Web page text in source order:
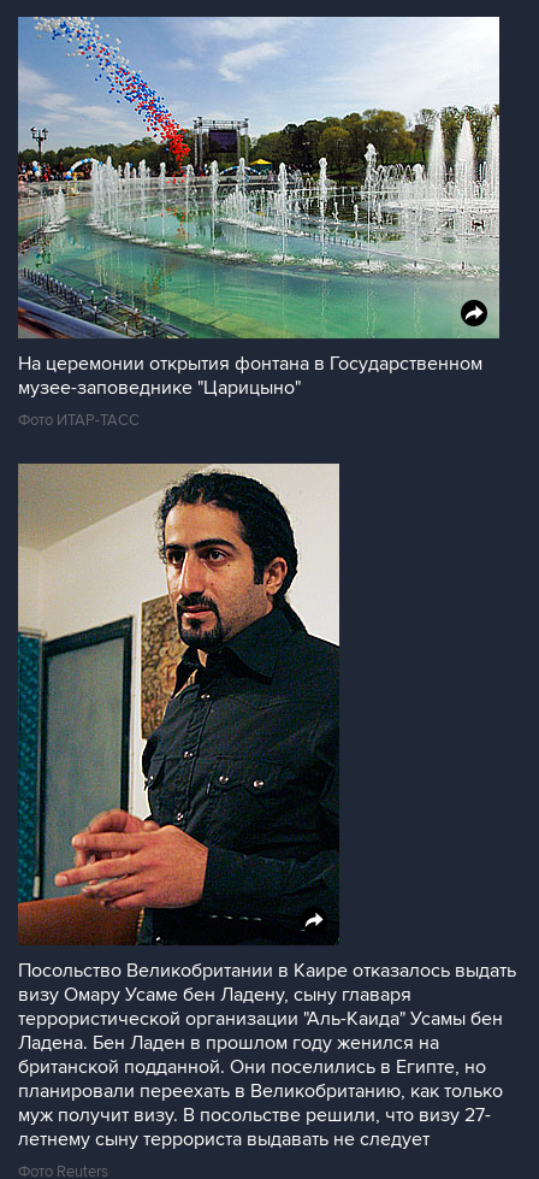
На церемонии открытия фонтана в Государственном
музее-заповеднике "Царицыно"
Фото ИТАР-ТАСС
Посольство Великобритании в Каире отказалось выдать
визу Омару Усаме бен Ладену, сыну главаря
террористической организации "Аль-Каида" Усамы бен
Ладена. Бен Ладен в прошлом году женился на
британской подданной. Они поселились в Египте, но
планировали переехать в Великобританию, как только
муж получит визу. В посольстве решили, что визу 27-
летнему сыну террориста выдавать не следует
Фото Reuters